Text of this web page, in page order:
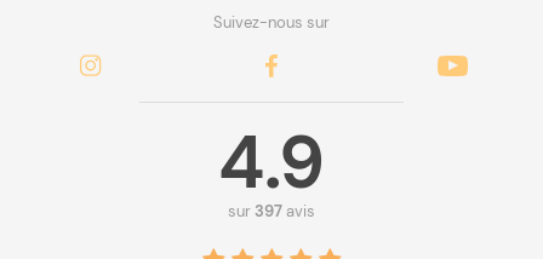
Suivez-nous sur
4.9
sur397 avis